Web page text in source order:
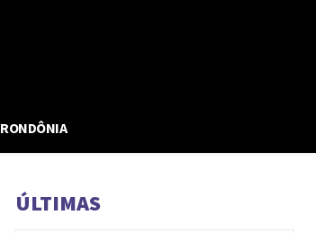
RONDÔNIA
ÚLTIMAS